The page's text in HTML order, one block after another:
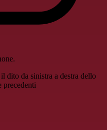
dito da sinistra a destra dello
precedenti